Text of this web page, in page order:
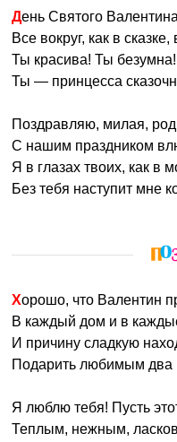
День Святого
Все вокруг, как в
Ты красива! Ты
Ты — принцесса
Поздравляю, милая,
С нашим праздником
Я в глазах твоих, как в
Без тебя наступит мне
Хорошо, что Валентин
В каждый дом и в
И причину сладкую
Подарить любимым два
Я люблю тебя! Пусть
Теплым, нежным,